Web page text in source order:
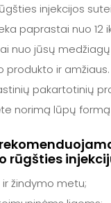
injekcijos
paprastai nuo 12
nuo jūsų
produkto ir
pakartotinių
norimą lūpų
rūgšties
žindymo metu;